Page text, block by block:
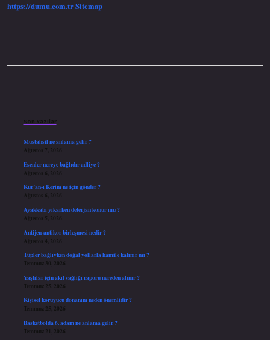
https://dumu.com.trSitemap
Son Yazılar
Müstahsil ne anlama gelir ?
Ağustos 7, 2026
Esenler nereye bağlıdır adliye ?
Ağustos 6, 2026
Kur’an-ı Kerim ne için gönder ?
Ağustos 6, 2026
Ayakkabı yıkarken deterjan konur mu ?
Ağustos 5, 2026
Antijen-antikor birleşmesi nedir ?
Ağustos 4, 2026
Tüpler bağlıyken doğal yollarla hamile kalınır mı ?
Temmuz 30, 2026
Yaşlılar için akıl sağlığı raporu nereden alınır ?
Temmuz 25, 2026
Kişisel koruyucu donanım neden önemlidir ?
Temmuz 25, 2026
Basketbolda 6. adam ne anlama gelir ?
Temmuz 21, 2026